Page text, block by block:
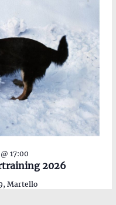
2026
17:00
Martello